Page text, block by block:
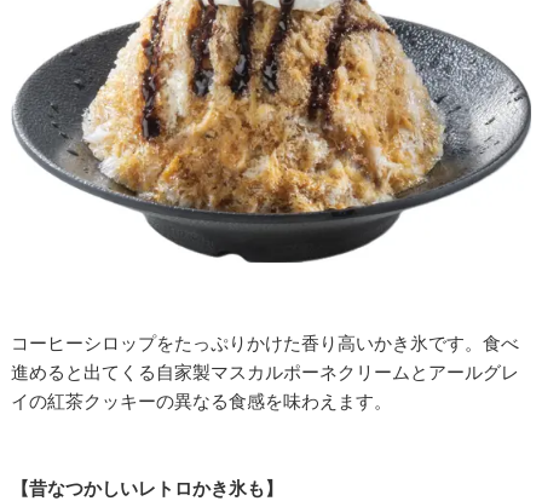
コーヒーシロップをたっぷりかけた香り高いかき氷です。食べ
進めると出てくる自家製マスカルポーネクリームとアールグレ
イの紅茶クッキーの異なる食感を味わえます。
【昔なつかしいレトロかき氷も】